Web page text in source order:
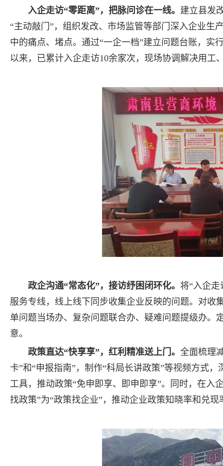
入企走访“零距离”，把脉问诊在一线。 建立县发
“主动敲门”，组织发改、市场监管等部门深入企业
中的痛点、堵点。通过“一企一档”建立问题台账，实
以来，已累计入企走访10余家次，现场协调解决用工
政企沟通“常态化”，接访纾困闭环化。 将“入企走
服务专线，线上线下同步收集企业反映的问题。对收
单问题当场办、复杂问题联合办、疑难问题提级办。
意。
政策直达“快享享”，红利精准送上门。 全面梳理
卡”和“申报指南”，制作“科局长讲政策”等视频方式
工具，推动政策“免申即享、即申即享”。同时，在入
找政策”为“政策找企业”，推动企业政策知晓率和兑现